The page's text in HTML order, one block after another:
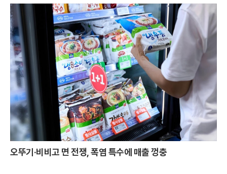
오뚜기·비비고 면 전쟁, 폭염 특수에 매출 껑충